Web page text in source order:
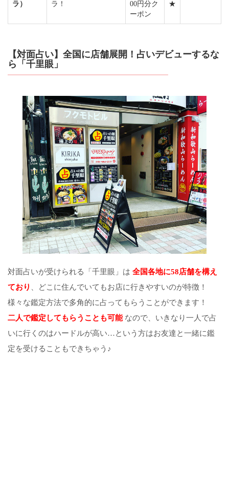
ラ） ラ！
00円分ク
ーポン
★
【対面占い】全国に店舗展開！占いデビューするな
ら「千里眼」
対面占いが受けられる「千里眼」は 全国各地に58店舗を構え
ており
、どこに住んでいてもお店に行きやすいのが特徴！
様々な鑑定方法で多角的に占ってもらうことができます！
二人で鑑定してもらうことも可能なので、いきなり一人で占
いに行くのはハードルが高い…という方はお友達と一緒に鑑
定を受けることもできちゃう♪